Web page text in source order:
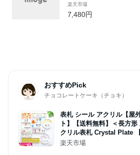
ゴミ袋 隠せる シンプ
ック グレー 白 黒 イ
楽天市場
7,480円
おすすめPick
チョコレートケーキ（チョキ）
表札 シール アクリル【屋
ト】【送料無料】＜長方
クリル表札 Crystal Plate
ーズ 戸建 マンション ポス
楽天市場